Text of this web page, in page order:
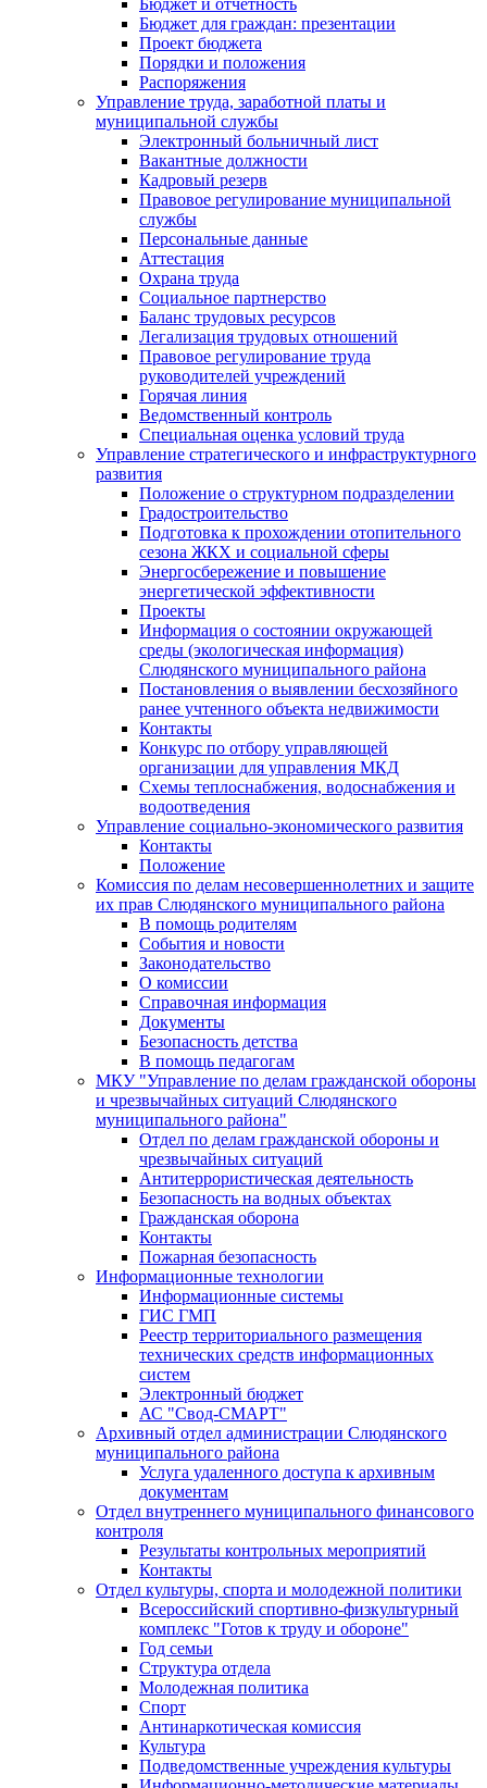
Бюджет и отчетность
Бюджет для граждан: презентации
Проект бюджета
Порядки и положения
Распоряжения
Управление труда, заработной платы и
муниципальной службы
Электронный больничный лист
Вакантные должности
Кадровый резерв
Правовое регулирование муниципальной
службы
Персональные данные
Аттестация
Охрана труда
Социальное партнерство
Баланс трудовых ресурсов
Легализация трудовых отношений
Правовое регулирование труда
руководителей учреждений
Горячая линия
Ведомственный контроль
Специальная оценка условий труда
Управление стратегического и инфраструктурного
развития
Положение о структурном подразделении
Градостроительство
Подготовка к прохождении отопительного
сезона ЖКХ и социальной сферы
Энергосбережение и повышение
энергетической эффективности
Проекты
Информация о состоянии окружающей
среды (экологическая информация)
Слюдянского муниципального района
Постановления о выявлении бесхозяйного
ранее учтенного объекта недвижимости
Контакты
Конкурс по отбору управляющей
организации для управления МКД
Схемы теплоснабжения, водоснабжения и
водоотведения
Управление социально-экономического развития
Контакты
Положение
Комиссия по делам несовершеннолетних и защите
их прав Слюдянского муниципального района
В помощь родителям
События и новости
Законодательство
О комиссии
Справочная информация
Документы
Безопасность детства
В помощь педагогам
МКУ "Управление по делам гражданской обороны
и чрезвычайных ситуаций Слюдянского
муниципального района"
Отдел по делам гражданской обороны и
чрезвычайных ситуаций
Антитеррористическая деятельность
Безопасность на водных объектах
Гражданская оборона
Контакты
Пожарная безопасность
Информационные технологии
Информационные системы
ГИС ГМП
Реестр территориального размещения
технических средств информационных
систем
Электронный бюджет
АС "Свод-СМАРТ"
Архивный отдел администрации Слюдянского
муниципального района
Услуга удаленного доступа к архивным
документам
Отдел внутреннего муниципального финансового
контроля
Результаты контрольных мероприятий
Контакты
Отдел культуры, спорта и молодежной политики
Всероссийский спортивно-физкультурный
комплекс "Готов к труду и обороне"
Год семьи
Структура отдела
Молодежная политика
Спорт
Антинаркотическая комиссия
Культура
Подведомственные учреждения культуры